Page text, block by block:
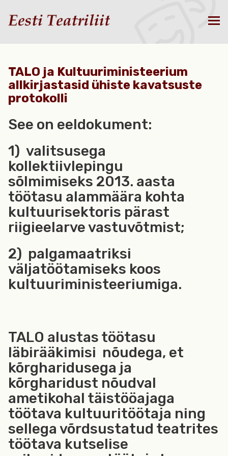
TALO ja Kultuuriministeerium
allkirjastasid ühiste kavatsuste
protokolli
See on eeldokument:
1) valitsusega
kollektiivlepingu
sõlmimiseks 2013. aasta
töötasu alammäära kohta
kultuurisektoris pärast
riigieelarve vastuvõtmist;
2) palgamaatriksi
väljatöötamiseks koos
kultuuriministeeriumiga.
TALO alustas töötasu
läbirääkimisi nõudega, et
kõrgharidusega ja
kõrgharidust nõudval
ametikohal täistööajaga
töötava kultuuritöötaja ning
sellega võrdsustatud teatrites
töötava kutselise